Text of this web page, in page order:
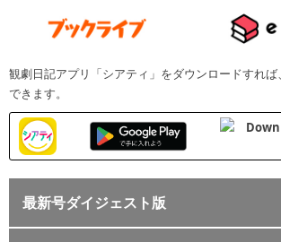
観劇日記アプリ「シアティ」をダウンロードすれ
できます。
最新号ダイジェスト版